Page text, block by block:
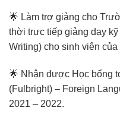
🌟 Làm trợ giảng cho
thời trực tiếp giảng dạy
Writing) cho sinh viên
🌟 Nhận được Học bổng
(Fulbright) – Foreign
2021 – 2022.